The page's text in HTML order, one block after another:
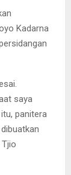
Kadarna
saya
panitera